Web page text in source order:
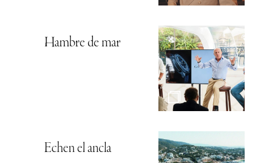
Hambre de mar
Echen el ancla